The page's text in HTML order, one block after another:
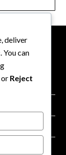
deliver
You can
or Reject